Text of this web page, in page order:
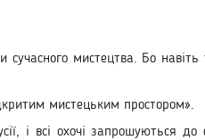
мистецтва. Бо
мистецьким простором».
і всі охочі